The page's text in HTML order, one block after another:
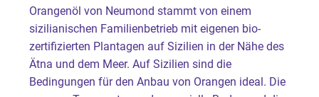
Orangenöl von Neumond stammt von einem
sizilianischen Familienbetrieb mit eigenen bio-
zertifizierten Plantagen auf Sizilien in der Nähe des
Ätna und dem Meer. Auf Sizilien sind die
Bedingungen für den Anbau von Orangen ideal. Die